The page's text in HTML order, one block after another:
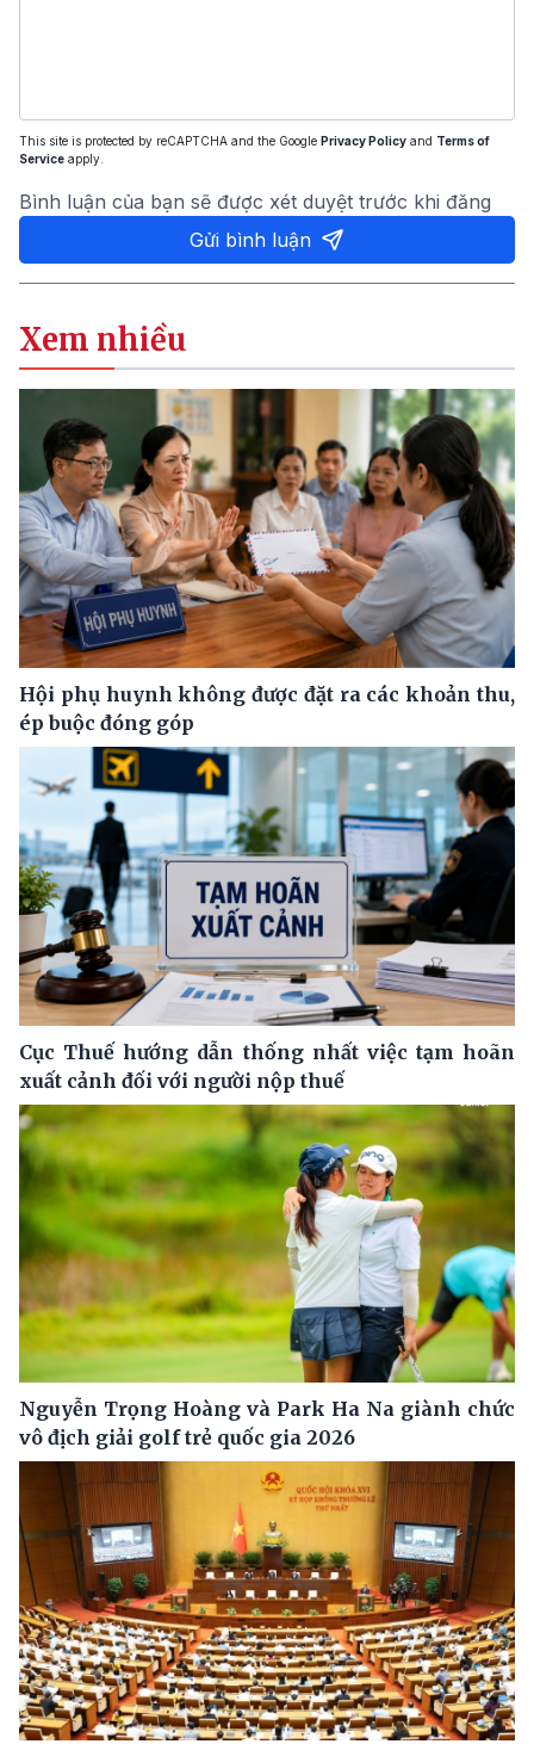
This site is protected by reCAPTCHA and the Google Privacy Policy and Terms of
Service apply.
Bình luận của bạn sẽ được xét duyệt trước khi đăng
Gửi bình luận
Xem nhiều
Hội phụ huynh không được đặt ra các khoản thu,
ép buộc đóng góp
Cục Thuế hướng dẫn thống nhất việc tạm hoãn
xuất cảnh đối với người nộp thuế
Nguyễn Trọng Hoàng và Park Ha Na giành chức
vô địch giải golf trẻ quốc gia 2026